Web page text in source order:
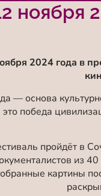
ноября
2024 года в
— основа
это победа
пройдёт в
из
картины